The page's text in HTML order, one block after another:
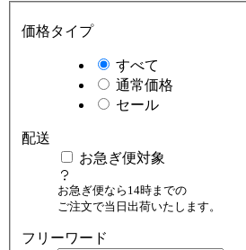
価格タイプ
すべて
通常価格
セール
配送
お急ぎ便対象
お急ぎ便なら14時までの
ご注文で当日出荷いたします。
フリーワード